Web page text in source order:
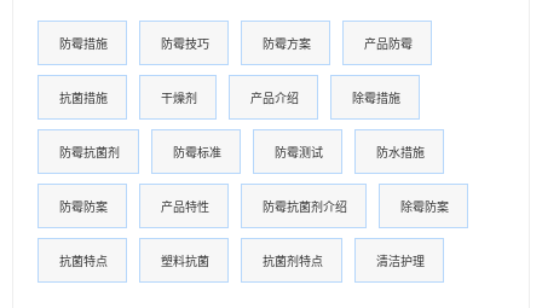
防霉措施 防霉技巧 防霉方案 产品防霉
抗菌措施 干燥剂 产品介绍 除霉措施
防霉抗菌剂 防霉标准 防霉测试 防水措施
防霉防案 产品特性 防霉抗菌剂介绍 除霉防案
抗菌特点 塑料抗菌 抗菌剂特点 清洁护理